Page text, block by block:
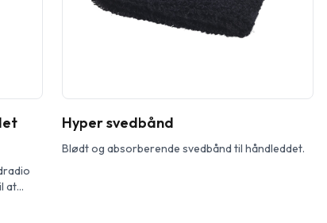
at
Hyper svedbånd
Blødt og absorberende svedbånd til håndleddet.